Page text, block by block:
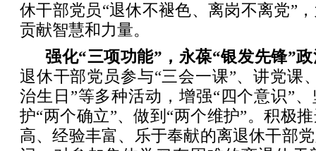
休干部党员“退休不褪色、离岗不离党”
贡献智慧和力量。
强化“三项功能”，永葆“银发先锋”
退休干部党员参与“三会一课”、讲党课
治生日”等多种活动，增强“四个意识”
护“两个确立”、做到“两个维护”。积极
高、经验丰富、乐于奉献的离退休干部